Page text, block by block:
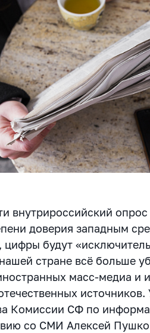
внутрироссийский
доверия западным
будут
стране всё больше
масс-медиа
Комиссии СФ по
со СМИ Алексей